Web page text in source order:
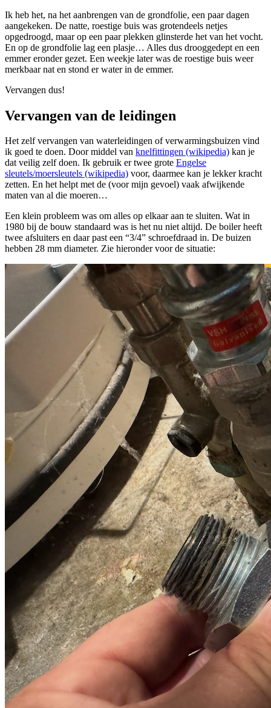
Ik heb het, na het aanbrengen van de grondfolie, een paar dagen
aangekeken. De natte, roestige buis was grotendeels netjes
opgedroogd, maar op een paar plekken glinsterde het van het vocht.
En op de grondfolie lag een plasje… Alles dus drooggedept en een
emmer eronder gezet. Een weekje later was de roestige buis weer
merkbaar nat en stond er water in de emmer.
Vervangen dus!
Vervangen van de leidingen
Het zelf vervangen van waterleidingen of verwarmingsbuizen vind
ik goed te doen. Door middel van knelfittingen (wikipedia) kan je
dat veilig zelf doen. Ik gebruik er twee grote Engelse
sleutels/moersleutels (wikipedia) voor, daarmee kan je lekker kracht
zetten. En het helpt met de (voor mijn gevoel) vaak afwijkende
maten van al die moeren…
Een klein probleem was om alles op elkaar aan te sluiten. Wat in
1980 bij de bouw standaard was is het nu niet altijd. De boiler heeft
twee afsluiters en daar past een “3/4” schroefdraad in. De buizen
hebben 28 mm diameter. Zie hieronder voor de situatie: